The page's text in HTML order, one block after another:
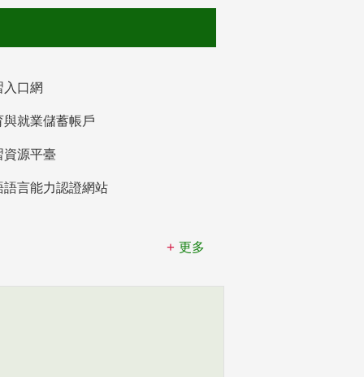
入口網
與就業儲蓄帳戶
資源平臺
語言能力認證網站
更多